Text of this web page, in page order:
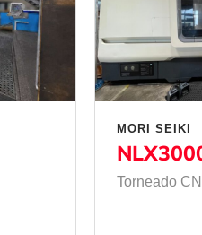
MORI SEIKI
Torneado